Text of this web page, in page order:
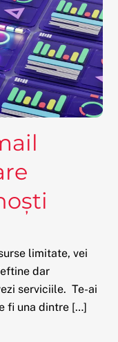
limitate, vei
dar
serviciile. Te-ai
fi una dintre […]